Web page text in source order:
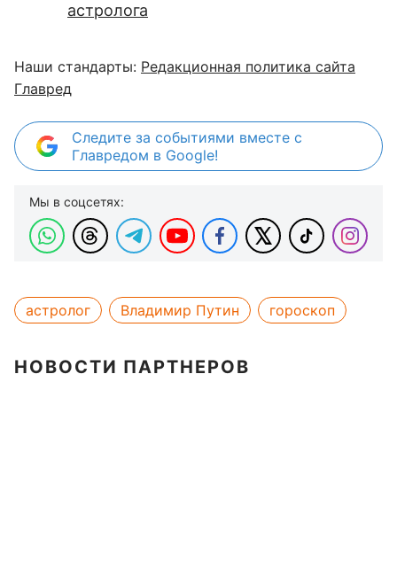
астролога
Наши стандарты: Редакционная политика сайта
Главред
Следите за событиями вместе с
Главредом в Google!
Мы в соцсетях:
астролог Владимир Путин гороскоп
НОВОСТИ ПАРТНЕРОВ